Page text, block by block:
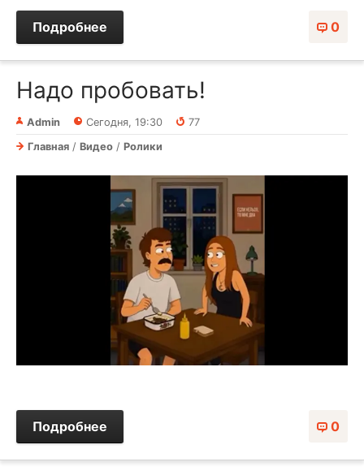
0
Подробнее
Надо пробовать!
Admin Сегодня, 19:30
77
Главная / Видео / Ролики
0
Подробнее